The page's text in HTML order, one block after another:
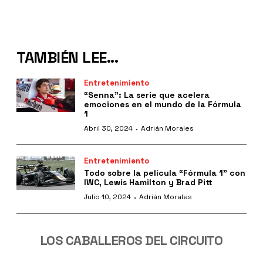
TAMBIÉN LEE...
Entretenimiento
“Senna": La serie que acelera
emociones en el mundo de la Fórmula
1
Abril 30, 2024 · Adrián Morales
Entretenimiento
Todo sobre la película “Fórmula 1" con
IWC, Lewis Hamilton y Brad Pitt
Julio 10, 2024 · Adrián Morales
LOS CABALLEROS DEL CIRCUITO